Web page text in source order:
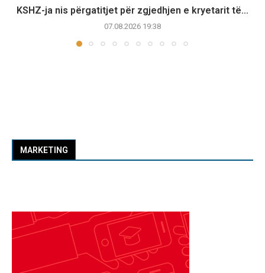
KSHZ-ja nis përgatitjet për zgjedhjen e kryetarit të...
07.08.2026 19:38
MARKETING